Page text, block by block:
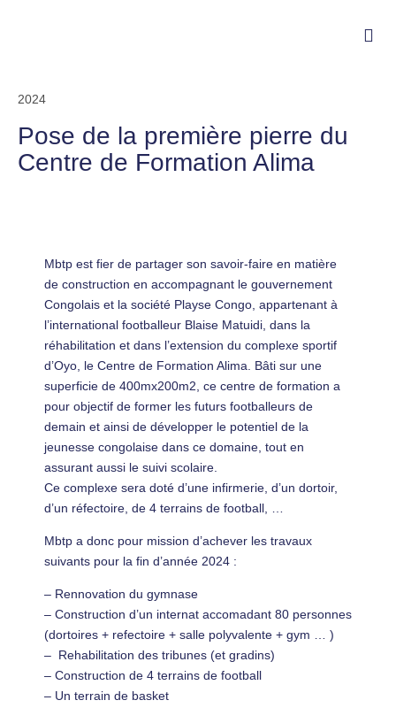
2024
Pose de la première pierre du
Centre de Formation Alima
Mbtp est fier de partager son savoir-faire en matière
de construction en accompagnant le gouvernement
Congolais et la société Playse Congo, appartenant à
l’international footballeur Blaise Matuidi, dans la
réhabilitation et dans l’extension du complexe sportif
d’Oyo, le Centre de Formation Alima. Bâti sur une
superficie de 400mx200m2, ce centre de formation a
pour objectif de former les futurs footballeurs de
demain et ainsi de développer le potentiel de la
jeunesse congolaise dans ce domaine, tout en
assurant aussi le suivi scolaire.
Ce complexe sera doté d’une infirmerie, d’un dortoir,
d’un réfectoire, de 4 terrains de football, …
Mbtp a donc pour mission d’achever les travaux
suivants pour la fin d’année 2024 :
– Rennovation du gymnase
– Construction d’un internat accomadant 80 personnes
(dortoires + refectoire + salle polyvalente + gym … )
– ⁠ ⁠Rehabilitation des tribunes (et gradins)
– ⁠Construction de 4 terrains de football
– Un terrain de basket